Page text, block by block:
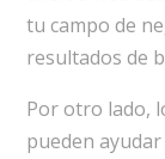
tu campo de
resultados de
Por otro lado,
pueden